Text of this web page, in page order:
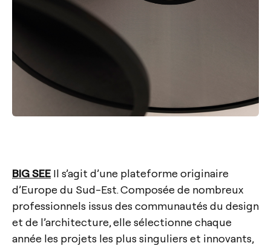
BIG SEE Il s’agit d’une plateforme originaire
d’Europe du Sud-Est. Composée de nombreux
professionnels issus des communautés du design
et de l’architecture, elle sélectionne chaque
année les projets les plus singuliers et innovants,